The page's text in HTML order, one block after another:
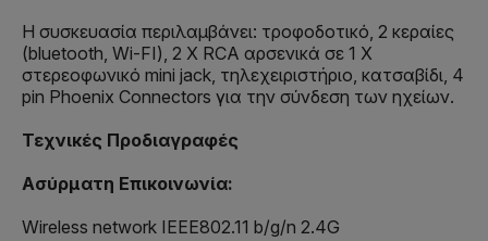
Η συσκευασία περιλαμβάνει: τροφοδοτικό, 2 κεραίες
(bluetooth, Wi-FI), 2 X RCA αρσενικά σε 1 X
στερεοφωνικό mini jack, τηλεχειριστήριο, κατσαβίδι, 4
pin Phoenix Connectors για την σύνδεση των ηχείων.
Τεχνικές Προδιαγραφές
Ασύρματη Επικοινωνία:
Wireless network IEEE802.11 b/g/n 2.4G